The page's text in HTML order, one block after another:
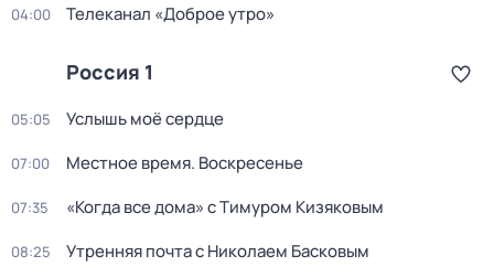
04:00 Телеканал «Доброе утро»
Россия 1
05:05 Услышь моё сердце
07:00 Местное время. Воскресенье
07:35 «Когда все дома» с Тимуром Кизяковым
08:25 Утренняя почта с Николаем Басковым